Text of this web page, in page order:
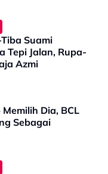
Suami
Tepi Jalan, Rupa-
Azmi
Dia, BCL
Sebagai